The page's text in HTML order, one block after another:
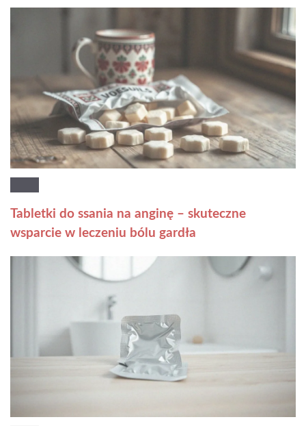
Tabletki do ssania na anginę – skuteczne
wsparcie w leczeniu bólu gardła